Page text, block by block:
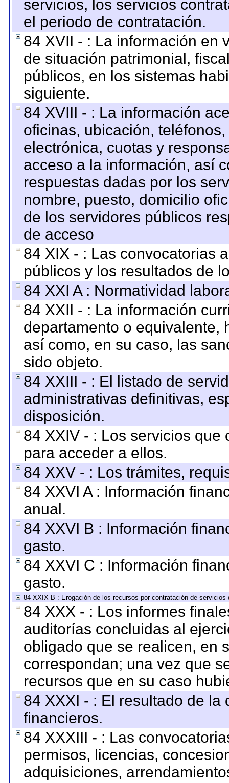
servicios, los servicios
el periodo de contratación.
84 XVII - : La información en
de situación patrimonial,
públicos, en los sistemas
siguiente.
84 XVIII - : La información
oficinas, ubicación,
electrónica, cuotas y
acceso a la información, así
respuestas dadas por los
nombre, puesto, domicilio
de los servidores públicos
de acceso
84 XIX - : Las convocatorias
públicos y los resultados de
84 XXI A : Normatividad
84 XXII - : La información
departamento o equivalente,
así como, en su caso, las
sido objeto.
84 XXIII - : El listado de
administrativas definitivas,
disposición.
84 XXIV - : Los servicios
para acceder a ellos.
84 XXV - : Los trámites,
84 XXVI A : Información
anual.
84 XXVI B : Información
gasto.
84 XXVI C : Información
gasto.
84 XXIX B : Erogación de los recursos por contratación de
84 XXX - : Los informes
auditorías concluidas al
obligado que se realicen, en
correspondan; una vez que
recursos que en su caso
84 XXXI - : El resultado de
financieros.
84 XXXIII - : Las
permisos, licencias,
adquisiciones,